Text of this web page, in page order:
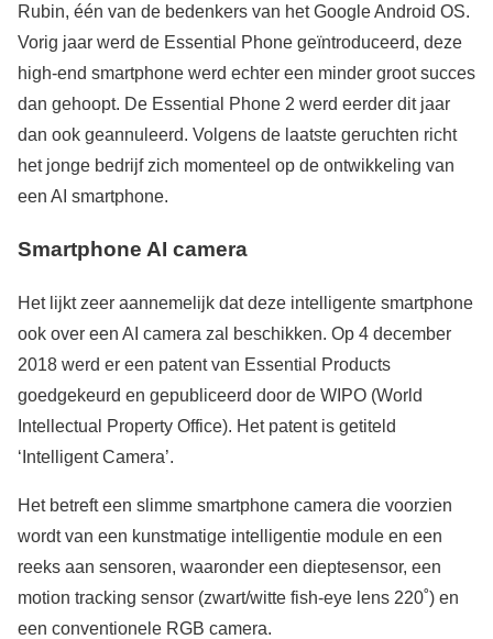
Rubin, één van de bedenkers van het Google Android OS.
Vorig jaar werd de Essential Phone geïntroduceerd, deze
high-end smartphone werd echter een minder groot succes
dan gehoopt. De Essential Phone 2 werd eerder dit jaar
dan ook geannuleerd. Volgens de laatste geruchten richt
het jonge bedrijf zich momenteel op de ontwikkeling van
een AI smartphone.
Smartphone AI camera
Het lijkt zeer aannemelijk dat deze intelligente smartphone
ook over een AI camera zal beschikken. Op 4 december
2018 werd er een patent van Essential Products
goedgekeurd en gepubliceerd door de WIPO (World
Intellectual Property Office). Het patent is getiteld
‘Intelligent Camera’.
Het betreft een slimme smartphone camera die voorzien
wordt van een kunstmatige intelligentie module en een
reeks aan sensoren, waaronder een dieptesensor, een
motion tracking sensor (zwart/witte fish-eye lens 220˚) en
een conventionele RGB camera.